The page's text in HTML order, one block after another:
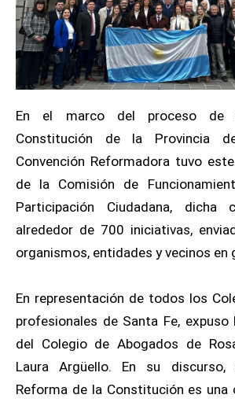
En el marco del proceso de
Constitución de la Provincia
Convención Reformadora tuvo
de la Comisión de
Participación Ciudadana, dicha
alrededor de 700 iniciativas,
organismos, entidades y vecinos en
En representación de todos los
profesionales de Santa Fe, expuso
del Colegio de Abogados de
Laura Argüello. En su
Reforma de la Constitución es una